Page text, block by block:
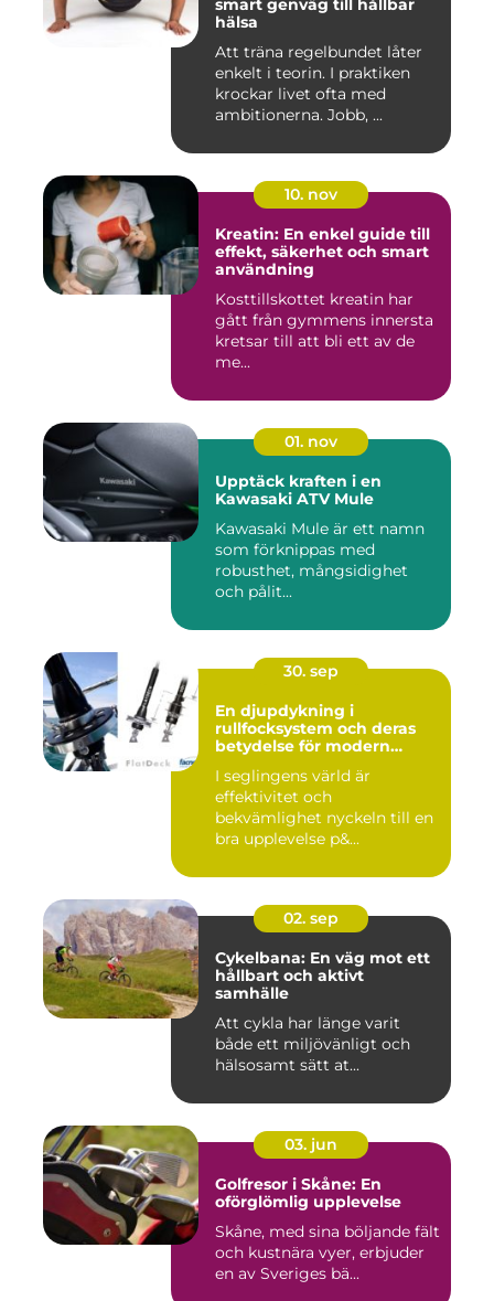
smart genväg till hållbar
hälsa
Att träna regelbundet låter
enkelt i teorin. I praktiken
krockar livet ofta med
ambitionerna. Jobb, ...
10. nov
Kreatin: En enkel guide till
effekt, säkerhet och smart
användning
Kosttillskottet kreatin har
gått från gymmens innersta
kretsar till att bli ett av de
me...
01. nov
Upptäck kraften i en
Kawasaki ATV Mule
Kawasaki Mule är ett namn
som förknippas med
robusthet, mångsidighet
och pålit...
30. sep
En djupdykning i
rullfocksystem och deras
betydelse för modern
I seglingens värld är
effektivitet och
bekvämlighet nyckeln till en
bra upplevelse p&...
02. sep
Cykelbana: En väg mot ett
hållbart och aktivt
samhälle
Att cykla har länge varit
både ett miljövänligt och
hälsosamt sätt at...
03. jun
Golfresor i Skåne: En
oförglömlig upplevelse
Skåne, med sina böljande fält
och kustnära vyer, erbjuder
en av Sveriges bä...